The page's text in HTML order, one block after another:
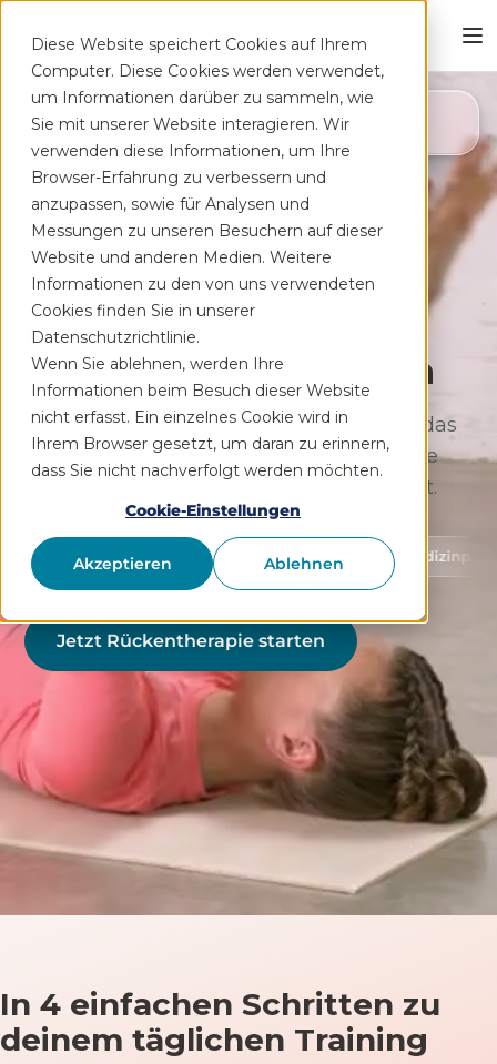
Diese Website speichert Cookies auf Ihrem
Computer. Diese Cookies werden verwendet,
um Informationen darüber zu sammeln, wie
Sie mit unserer Website interagieren. Wir
verwenden diese Informationen, um Ihre
Browser-Erfahrung zu verbessern und
anzupassen, sowie für Analysen und
Messungen zu unseren Besuchern auf dieser
Website und anderen Medien. Weitere
Informationen zu den von uns verwendeten
Cookies finden Sie in unserer
Datenschutzrichtlinie.
Wenn Sie ablehnen, werden Ihre
Informationen beim Besuch dieser Website
nicht erfasst. Ein einzelnes Cookie wird in
Ihrem Browser gesetzt, um daran zu erinnern,
dass Sie nicht nachverfolgt werden möchten.
Cookie-Einstellungen
Akzeptieren Ablehnen
Deine App auf Rezept
bei Rücken­schmerzen
Therapeutisches Training für zu Hause, das
sich flexibel deinem Alltag anpasst. Ohne
lange Wartezeiten, kostenfrei auf Rezept.
Schutz von Gesundheitsdaten Medizinprodukt Klasse
Jetzt Rückentherapie starten
In 4 einfachen Schritten zu
deinem täglichen Training